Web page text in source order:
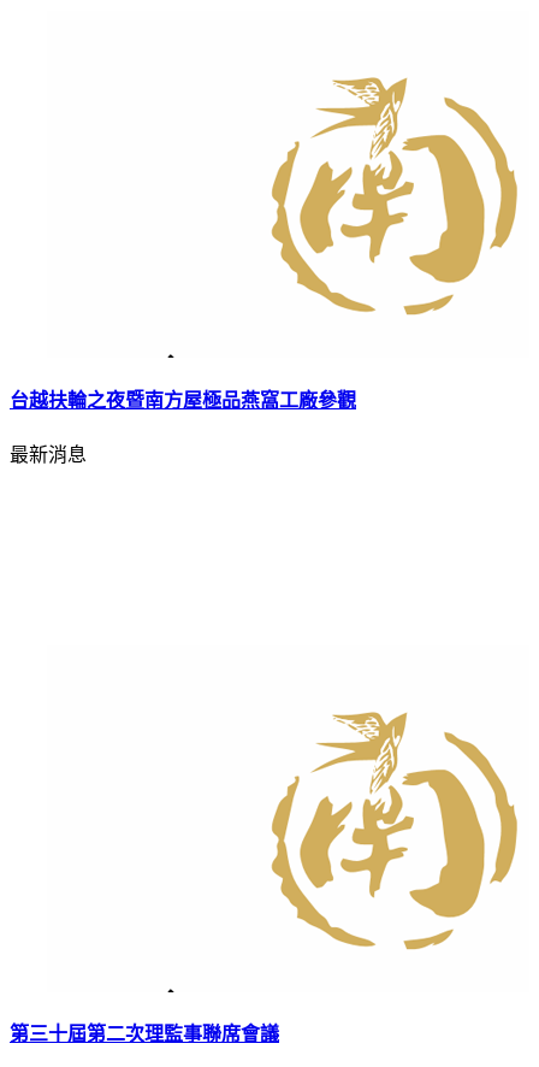
台越扶輪之夜暨南方屋極品燕窩工廠參觀
最新消息
第三十屆第二次理監事聯席會議